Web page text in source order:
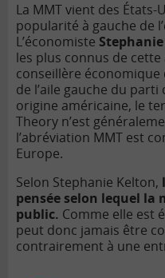
La MMT vient des États-
popularité à gauche de
L’économiste
les plus connus de
conseillère économique
de l’aile gauche du
origine américaine, le
Theory n’est
l’abréviation MMT est
Europe.
Selon Stephanie Kelton,
pensée selon lequel la
public. Comme elle est
peut donc jamais être
contrairement à une